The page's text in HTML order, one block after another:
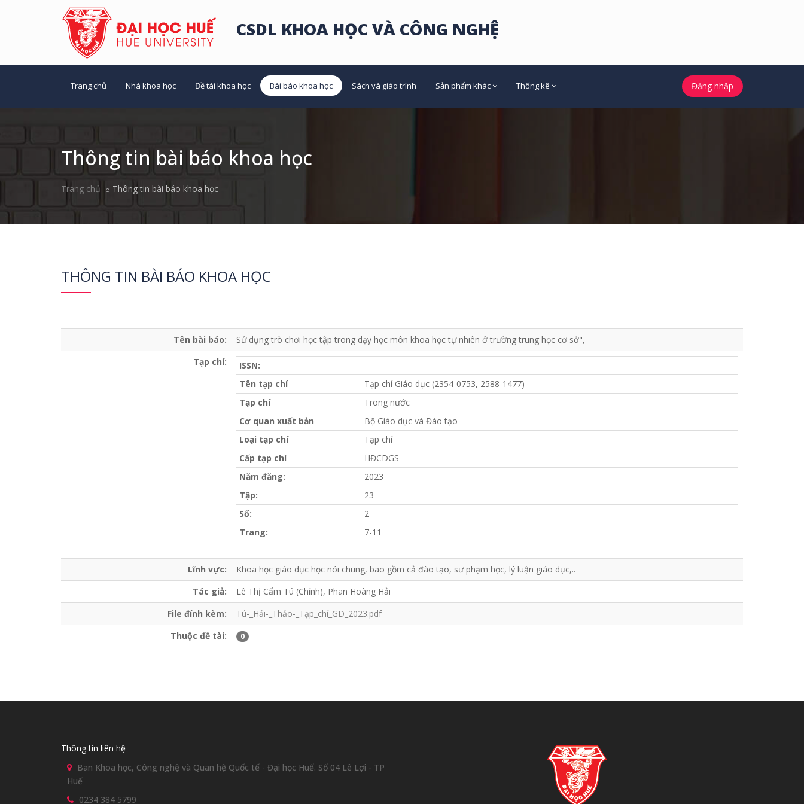
CSDL KHOA HỌC VÀ CÔNG NGHỆ
Trang chủ Nhà khoa học Đề tài khoa học Bài báo khoa học Sách và giáo trình Sản phẩm khác Thống kê Đăng nhập
Thông tin bài báo khoa học
Trang chủ Thông tin bài báo khoa học
THÔNG TIN BÀI BÁO KHOA HỌC
Tên bài báo:
Sử dụng trò chơi học tập trong dạy học môn khoa học tự nhiên ở trường trung học cơ sở",
Tạp chí:
ISSN:
Tên tạp chí
Tạp chí Giáo dục (2354-0753, 2588-1477)
Tạp chí
Trong nước
Cơ quan xuất bản
Bộ Giáo dục và Đào tạo
Loại tạp chí
Tạp chí
Cấp tạp chí
HĐCDGS
Năm đăng:
2023
Tập:
23
Số:
2
Trang:
7-11
Lĩnh vực:
Khoa học giáo dục học nói chung, bao gồm cả đào tạo, sư phạm học, lý luận giáo dục,..
Tác giả:
Lê Thị Cẩm Tú (Chính), Phan Hoàng Hải
File đính kèm:
Tú-_Hải-_Thảo-_Tạp_chí_GD_2023.pdf
Thuộc đề tài:
0
Thông tin liên hệ
Ban Khoa học, Công nghệ và Quan hệ Quốc tế - Đại học Huế. Số 04 Lê Lợi - TP
Huế
0234 384 5799